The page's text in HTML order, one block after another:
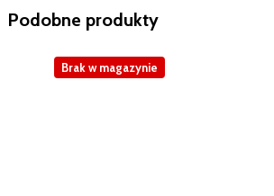
Włoskie
Podobne produkty
Brak w magazynie